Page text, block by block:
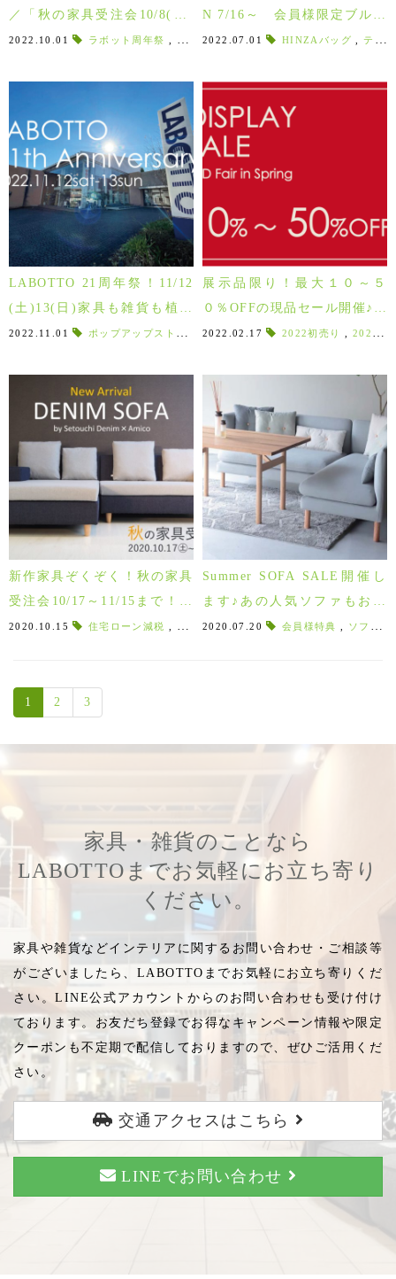
／「秋の家具受注会10/8(土)
～」
2022.10.01 ラボット周年祭 秋の新作, グレーインテリア ,Labotto
N 7/16～ 会員様限定ブルー
アイテムに限り5%OFF!!
2022.07.01 HINZAバッグ ,ティッシュカバー
LABOTTO 21周年祭！11/12
(土)13(日)家具も雑貨も植物
も全品10%現金還元！
2022.11.01 ポップアップストア ロクサン珈琲 , 玉木屋,須賀川老舗パ
展示品限り！最大１０～５
０％OFFの現品セール開催♪新
生活をお買い得に始めよう！
2022.02.17 2022初売り 2022年
新作家具ぞくぞく！秋の家具
受注会10/17～11/15まで！現
品処分家具もご用意！
2020.10.15 住宅ローン減税 ギフォイ, gifoi,LILA,ファニチャー
Summer SOFA SALE開催し
ます♪あの人気ソファもお得
に！～8/10(月)まで！
2020.07.20 会員様特典 ソファ張地
1 2 3
家具・雑貨のことなら
LABOTTOまでお気軽にお立ち寄り
ください。
家具や雑貨などインテリアに関するお問い合わせ・ご相談等
がございましたら、LABOTTOまでお気軽にお立ち寄りくだ
さい。LINE公式アカウントからのお問い合わせも受け付け
ております。お友だち登録でお得なキャンペーン情報や限定
クーポンも不定期で配信しておりますので、ぜひご活用くだ
さい。
交通アクセスはこちら
LINEでお問い合わせ